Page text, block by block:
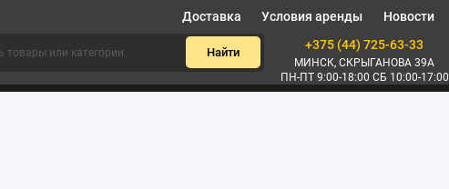
Доставка Условия аренды Новости
Найти
+375 (44) 725-63-33
МИНСК, СКРЫГАНОВА 39А
ПН-ПТ 9:00-18:00 СБ 10:00-17:00